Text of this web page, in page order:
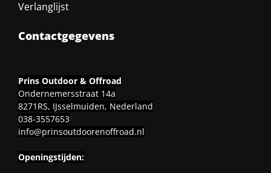
Verlanglijst
Contactgegevens
Prins Outdoor & Offroad
Ondernemersstraat 14a
8271RS, IJsselmuiden, Nederland
038-3557653
info@prinsoutdoorenoffroad.nl
Openingstijden: